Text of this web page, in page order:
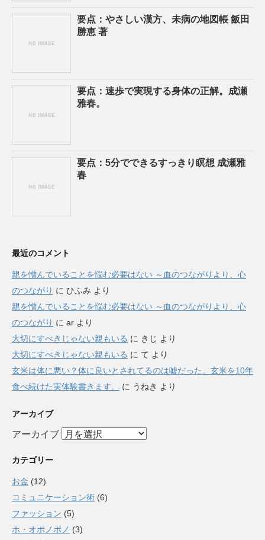
要点：やさしい漢方、未病の地図帳 飯田
勝恵 著
要点：速歩で実現する身体の正解。成瀬
雅春。
要点：5分でできるすっきり瞑想 成瀬雅
春
最近のコメント
親を憎んでいることを悩む必要はない ～血のつながりより、心
のつながり に ひふみ より
親を憎んでいることを悩む必要はない ～血のつながりより、心
のつながり に ar より
大切にすべきじゃない親もいる に きじ より
大切にすべきじゃない親もいる に て より
玄米は体に悪い？体に良いとされてるのは嘘だった。玄米を10年
食べ続けた実体験書きます。
に うねき より
アーカイブ
アーカイブ
カテゴリー
お金 (12)
コミュニケーション術 (6)
ファッション (5)
ホ・オポノポノ (3)